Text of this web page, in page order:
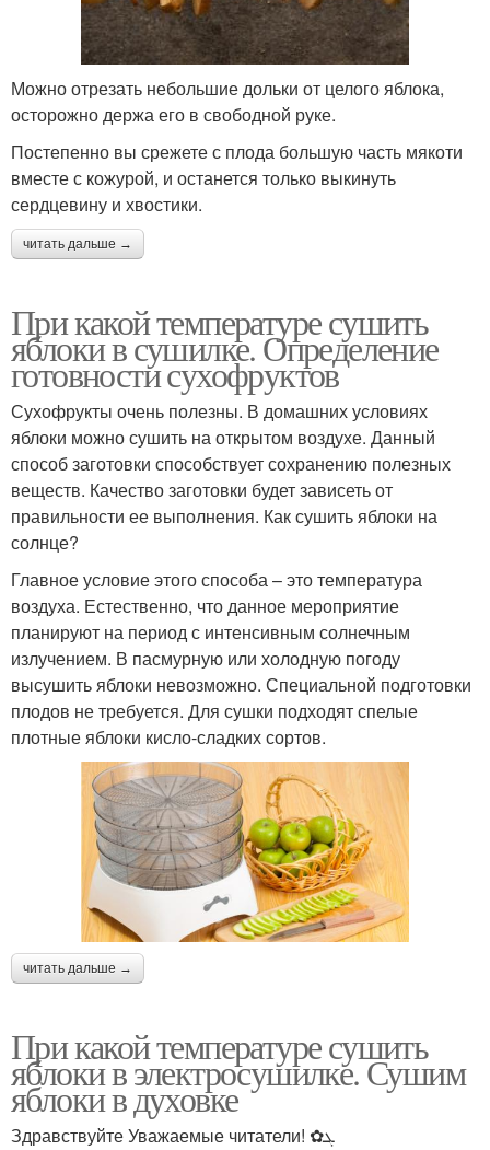
Можно отрезать небольшие дольки от целого яблока,
осторожно держа его в свободной руке.
Постепенно вы срежете с плода большую часть мякоти
вместе с кожурой, и останется только выкинуть
сердцевину и хвостики.
читать дальше →
При какой температуре сушить
яблоки в сушилке. Определение
готовности сухофруктов
Сухофрукты очень полезны. В домашних условиях
яблоки можно сушить на открытом воздухе. Данный
способ заготовки способствует сохранению полезных
веществ. Качество заготовки будет зависеть от
правильности ее выполнения. Как сушить яблоки на
солнце?
Главное условие этого способа – это температура
воздуха. Естественно, что данное мероприятие
планируют на период с интенсивным солнечным
излучением. В пасмурную или холодную погоду
высушить яблоки невозможно. Специальной подготовки
плодов не требуется. Для сушки подходят спелые
плотные яблоки кисло-сладких сортов.
читать дальше →
При какой температуре сушить
яблоки в электросушилке. Сушим
яблоки в духовке
Здравствуйте Уважаемые читатели! ✿ܓ